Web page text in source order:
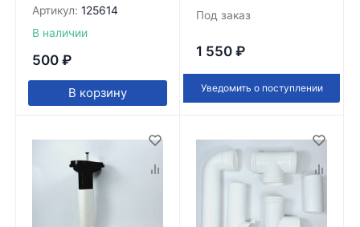
Артикул: 125614
В наличии
500 ₽
В корзину
Под заказ
1 550 ₽
Уведомить о поступлении